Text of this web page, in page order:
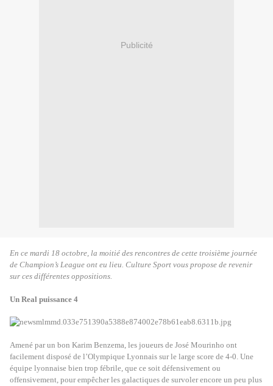
Publicité
En ce mardi 18 octobre, la moitié des rencontres de cette troisième journée
de Champion’s League ont eu lieu. Culture Sport vous propose de revenir
sur ces différentes oppositions.
Un Real puissance 4
Amené par un bon Karim Benzema, les joueurs de José Mourinho ont
facilement disposé de l’Olympique Lyonnais sur le large score de 4-0. Une
équipe lyonnaise bien trop fébrile, que ce soit défensivement ou
offensivement, pour empêcher les galactiques de survoler encore un peu plus